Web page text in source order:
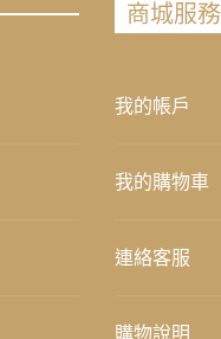
商城服務
我的帳戶
我的購物車
連絡客服
購物說明